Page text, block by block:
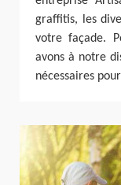
graffitis, les
votre façade.
avons à notre
nécessaires